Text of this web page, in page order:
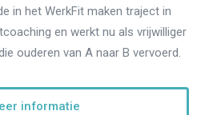
in het WerkFit maken traject in
en werkt nu als vrijwilliger
ouderen van A naar B vervoerd.
informatie